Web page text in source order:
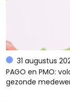
31 augustus
PAGO en PMO:
gezonde